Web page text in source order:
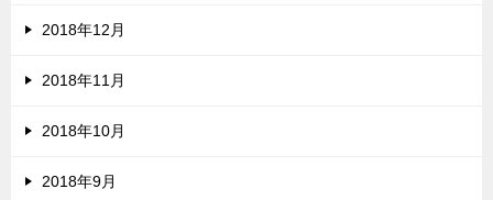
2018年12月
2018年11月
2018年10月
2018年9月